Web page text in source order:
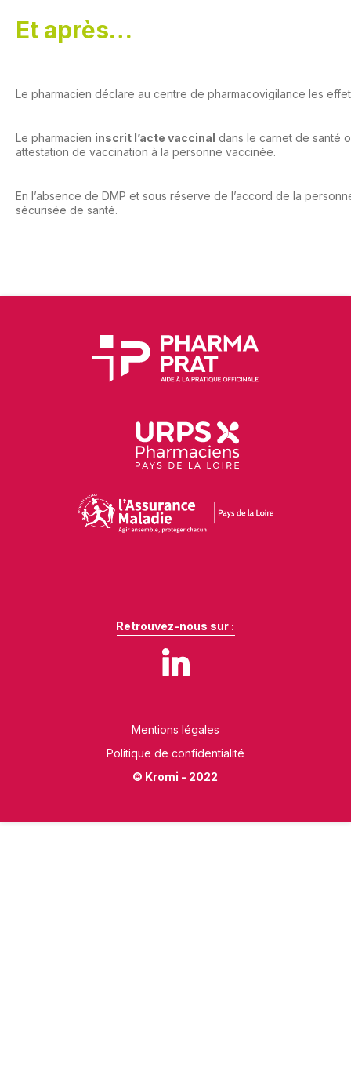
Et après…
Le pharmacien déclare au centre de pharmacovigilance les
Le pharmacien inscrit l’acte vaccinal dans le carnet de santé
attestation de vaccination à la personne vaccinée.
En l’absence de DMP et sous réserve de l’accord de la
sécurisée de santé.
Retrouvez-nous sur :
Mentions légales
© Kromi - 2022
Politique de confidentialité